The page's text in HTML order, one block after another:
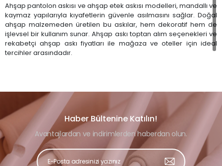
Ahşap pantolon askısı ve ahşap etek askısı modelleri, mandallı ve
kaymaz yapılarıyla kıyafetlerin güvenle asılmasını sağlar. Doğal
ahşap malzemeden üretilen bu askılar, hem dekoratif hem de
işlevsel bir kullanım sunar. Ahşap askı toptan alım seçenekleri ve
rekabetçi ahşap askı fiyatları ile mağaza ve oteller için ideal
tercihler arasındadır.
Haber Bültenine Katılın!
Avantajlardan ve indirimlerden haberdan olun.